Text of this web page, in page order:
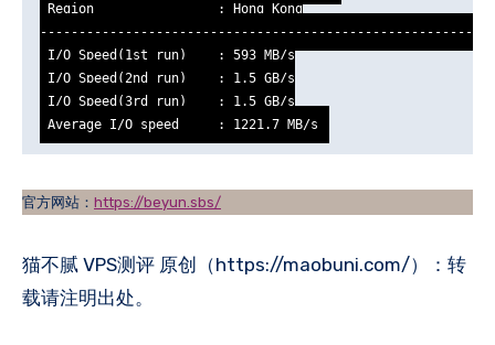
Region                : Hong Kong
I/O Speed(1st run)    : 593 MB/s
I/O Speed(2nd run)    : 1.5 GB/s
I/O Speed(3rd run)    : 1.5 GB/s
Average I/O speed     : 1221.7 MB/s
官方网站： https://beyun.sbs/
猫不腻 VPS测评 原创（https://maobuni.com/）：转
载请注明出处。